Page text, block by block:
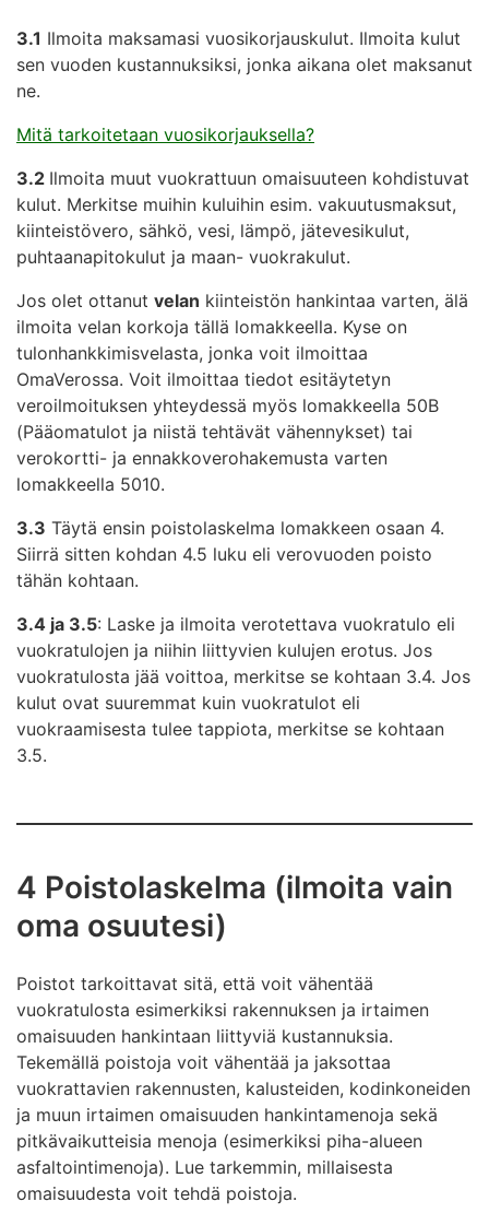
3.1 Ilmoita maksamasi vuosikorjauskulut. Ilmoita kulut
sen vuoden kustannuksiksi, jonka aikana olet maksanut
ne.
Mitä tarkoitetaan vuosikorjauksella?
3.2 Ilmoita muut vuokrattuun omaisuuteen kohdistuvat
kulut. Merkitse muihin kuluihin esim. vakuutusmaksut,
kiinteistövero, sähkö, vesi, lämpö, jätevesikulut,
puhtaanapitokulut ja maan- vuokrakulut.
Jos olet ottanut velan kiinteistön hankintaa varten, älä
ilmoita velan korkoja tällä lomakkeella. Kyse on
tulonhankkimisvelasta, jonka voit ilmoittaa
OmaVerossa. Voit ilmoittaa tiedot esitäytetyn
veroilmoituksen yhteydessä myös lomakkeella 50B
(Pääomatulot ja niistä tehtävät vähennykset) tai
verokortti- ja ennakkoverohakemusta varten
lomakkeella 5010.
3.3 Täytä ensin poistolaskelma lomakkeen osaan 4.
Siirrä sitten kohdan 4.5 luku eli verovuoden poisto
tähän kohtaan.
3.4 ja 3.5: Laske ja ilmoita verotettava vuokratulo eli
vuokratulojen ja niihin liittyvien kulujen erotus. Jos
vuokratulosta jää voittoa, merkitse se kohtaan 3.4. Jos
kulut ovat suuremmat kuin vuokratulot eli
vuokraamisesta tulee tappiota, merkitse se kohtaan
3.5.
4 Poistolaskelma (ilmoita vain
oma osuutesi)
Poistot tarkoittavat sitä, että voit vähentää
vuokratulosta esimerkiksi rakennuksen ja irtaimen
omaisuuden hankintaan liittyviä kustannuksia.
Tekemällä poistoja voit vähentää ja jaksottaa
vuokrattavien rakennusten, kalusteiden, kodinkoneiden
ja muun irtaimen omaisuuden hankintamenoja sekä
pitkävaikutteisia menoja (esimerkiksi piha-alueen
asfaltointimenoja). Lue tarkemmin, millaisesta
omaisuudesta voit tehdä poistoja.